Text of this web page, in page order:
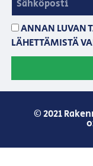
ANNAN LUVAN
LÄHETTÄMISTÄ
© 2021